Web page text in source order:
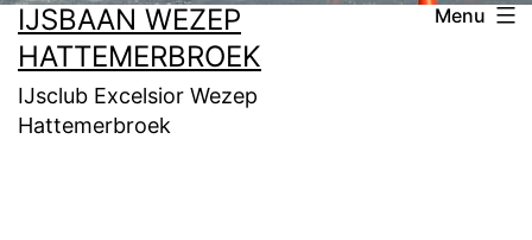
IJSBAAN WEZEP
HATTEMERBROEK
IJsclub Excelsior Wezep
Hattemerbroek
Menu